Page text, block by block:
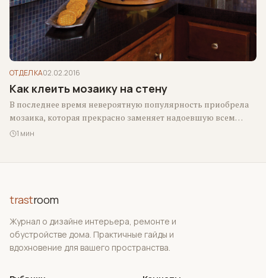
ОТДЕЛКА02.02.2016
Как клеить мозаику на стену
В последнее время невероятную популярность приобрела
мозаика, которая прекрасно заменяет надоевшую всем
настенную плитку и освежает интерьер. Попробуем
1 мин
trastroom
Журнал о дизайне интерьера, ремонте и
обустройстве дома. Практичные гайды и
вдохновение для вашего пространства.